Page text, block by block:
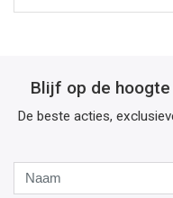
Blijf op de hoogte
De beste acties,